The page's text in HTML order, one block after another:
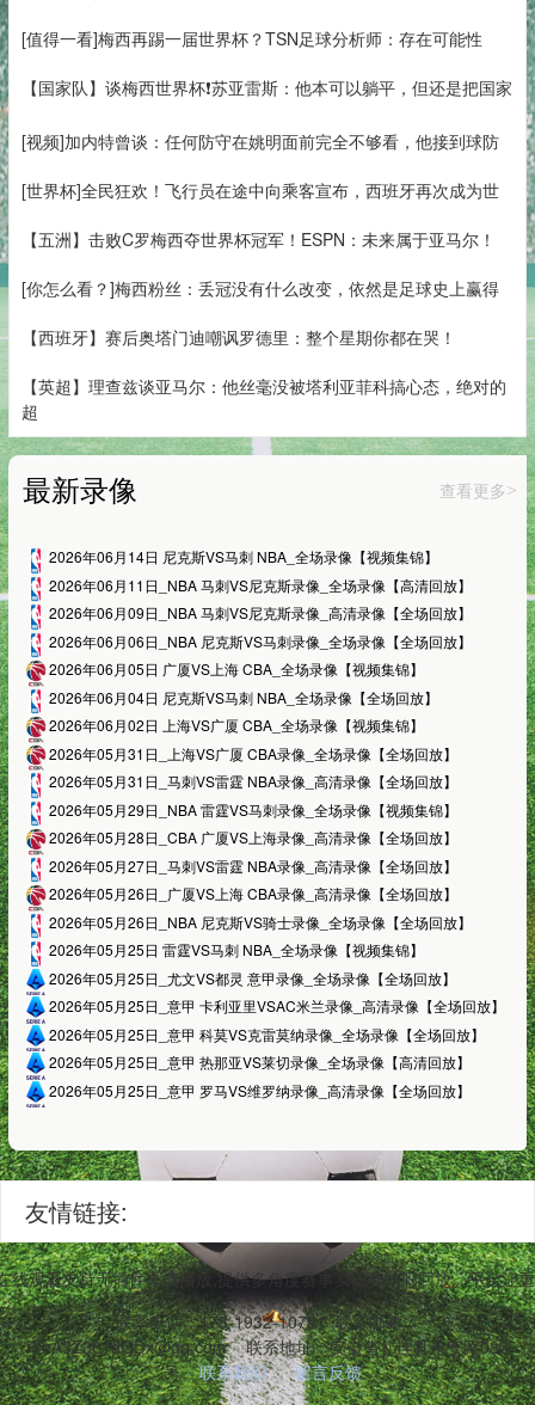
[值得一看]梅西再踢一届世界杯？TSN足球分析师：存在可能性
【国家队】谈梅西世界杯❗苏亚雷斯：他本可以躺平，但还是把国家
[视频]加内特曾谈：任何防守在姚明面前完全不够看，他接到球防
[世界杯]全民狂欢！飞行员在途中向乘客宣布，西班牙再次成为世
【五洲】击败C罗梅西夺世界杯冠军！ESPN：未来属于亚马尔！
[你怎么看？]梅西粉丝：丢冠没有什么改变，依然是足球史上赢得
【西班牙】赛后奥塔门迪嘲讽罗德里：整个星期你都在哭！
【英超】理查兹谈亚马尔：他丝毫没被塔利亚菲科搞心态，绝对的
超
最新录像 查看更多>
2026年06月14日 尼克斯VS马刺 NBA_全场录像【视频集锦】
2026年06月11日_NBA 马刺VS尼克斯录像_全场录像【高清回放】
2026年06月09日_NBA 马刺VS尼克斯录像_高清录像【全场回放】
2026年06月06日_NBA 尼克斯VS马刺录像_全场录像【全场回放】
2026年06月05日 广厦VS上海 CBA_全场录像【视频集锦】
2026年06月04日 尼克斯VS马刺 NBA_全场录像【全场回放】
2026年06月02日 上海VS广厦 CBA_全场录像【视频集锦】
2026年05月31日_上海VS广厦 CBA录像_全场录像【全场回放】
2026年05月31日_马刺VS雷霆 NBA录像_高清录像【全场回放】
2026年05月29日_NBA 雷霆VS马刺录像_全场录像【视频集锦】
2026年05月28日_CBA 广厦VS上海录像_高清录像【全场回放】
2026年05月27日_马刺VS雷霆 NBA录像_高清录像【全场回放】
2026年05月26日_广厦VS上海 CBA录像_高清录像【全场回放】
2026年05月26日_NBA 尼克斯VS骑士录像_全场录像【全场回放】
2026年05月25日 雷霆VS马刺 NBA_全场录像【视频集锦】
2026年05月25日_尤文VS都灵 意甲录像_全场录像【全场回放】
2026年05月25日_意甲 卡利亚里VSAC米兰录像_高清录像【全场回放】
2026年05月25日_意甲 科莫VS克雷莫纳录像_全场录像【全场回放】
2026年05月25日_意甲 热那亚VS莱切录像_全场录像【高清回放】
2026年05月25日_意甲 罗马VS维罗纳录像_高清录像【全场回放】
友情链接:
观看支持无插件高清播放,提供多角度赛事实况和精彩回放。平台
联系电话：173-1932-1079
联系邮箱：
fYhA3Z361dODx@qq.com
联系地址：安徽省祁连县永安路083
号
联系我们
留言反馈